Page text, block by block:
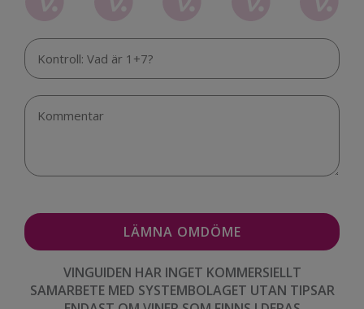
VINGUIDEN HAR INGET KOMMERSIELLT
SAMARBETE MED SYSTEMBOLAGET UTAN TIPSAR